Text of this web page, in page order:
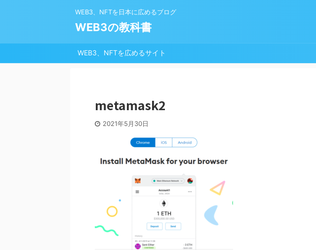
WEB3、NFTを日本に広めるブログ
WEB3の教科書
WEB3、NFTを広めるサイト
metamask2
2021年5月30日